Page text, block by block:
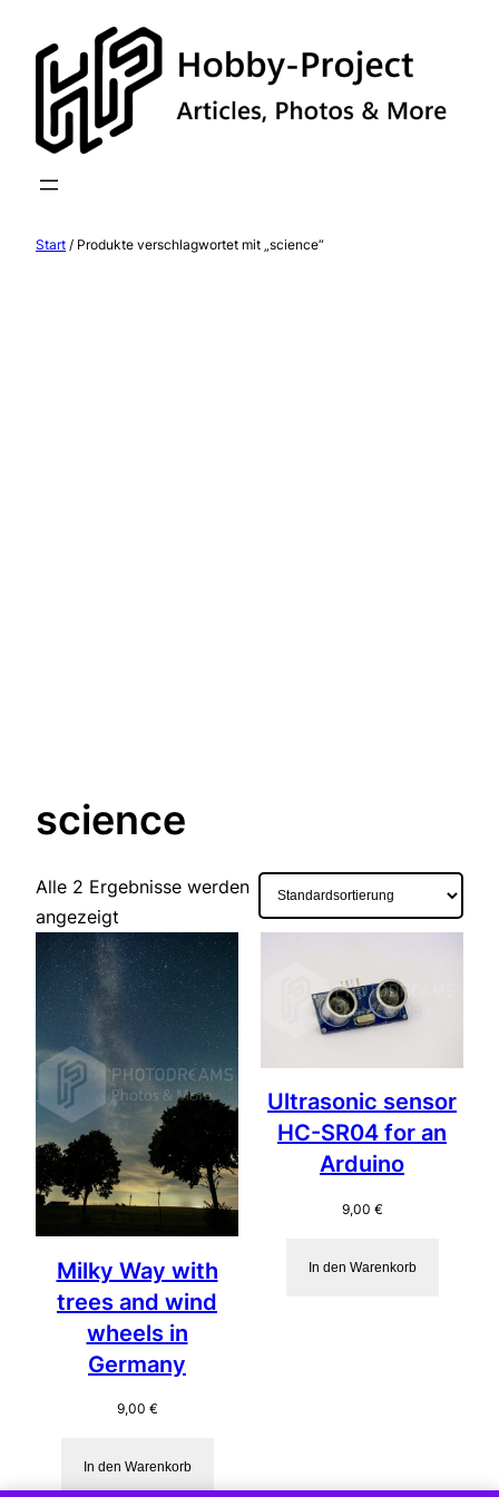
Inhalt
springen
Start / Produkte verschlagwortet mit „science“
science
Alle 2 Ergebnisse werden
angezeigt
Milky Way with
trees and wind
wheels in
Germany
9,00 €
In den Warenkorb
Ultrasonic sensor
HC-SR04 for an
Arduino
9,00 €
In den Warenkorb